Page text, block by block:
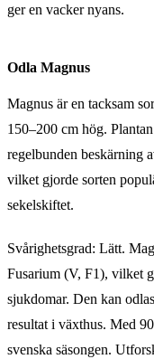
ger en vacker nyans.
Odla Magnus
Magnus är en tacksam
150–200 cm hög.
regelbunden beskärning
vilket gjorde sorten
sekelskiftet.
Svårighetsgrad: Lätt.
Fusarium (V, F1), vilket
sjukdomar. Den kan
resultat i växthus. Med
svenska säsongen.